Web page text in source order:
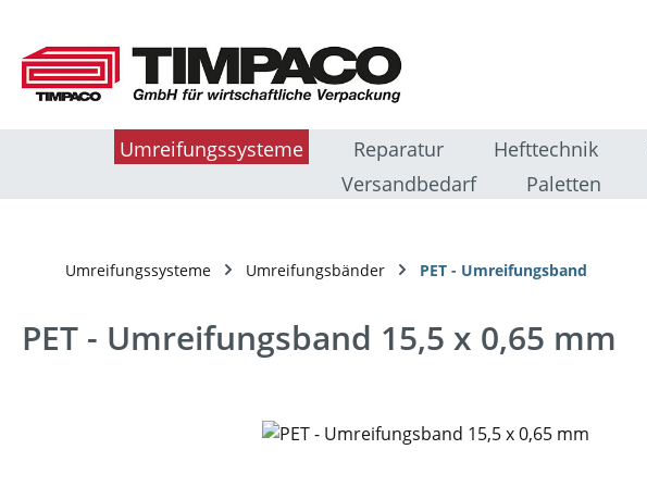
Umreifungssysteme Reparatur Hefttechnik
Versandbedarf
Paletten
Umreifungssysteme Umreifungsbänder PET - Umreifungsband
PET - Umreifungsband 15,5 x 0,65 mm